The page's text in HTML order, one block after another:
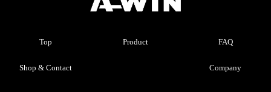
Top Product FAQ
Shop & Contact Company